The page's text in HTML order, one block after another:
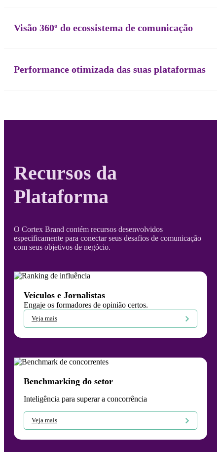
Visão 360º do ecossistema de comunicação
Performance otimizada das suas plataformas
Recursos da
Plataforma
O Cortex Brand contém recursos desenvolvidos
especificamente para conectar seus desafios de comunicação
com seus objetivos de negócio.
Veículos e Jornalistas
Engaje os formadores de opinião certos.
Veja mais
Benchmarking do setor
Inteligência para superar a concorrência
Veja mais